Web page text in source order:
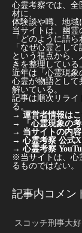
心霊考察では、全
材に、
体験談や噂、地域
当サイトは、幽霊
「どのように語ら
「なぜ心霊とし
という視点から
きを整理している
近年は「心霊現象
心霊が物語として
解いている。
記事は順次リライ
る。
→ 運営者情報は
→
「心霊現象の
→ 当サイトの内
→ 心霊考察 公式
→ 心霊考察
※当サイトは、心
るものではない。
記事内コメン
スコッチ刑事大好